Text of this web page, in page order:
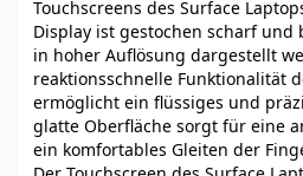
Touchscreens des Surface
Display ist gestochen scharf
in hoher Auflösung dargestellt
reaktionsschnelle Funktionalität
ermöglicht ein flüssiges und
glatte Oberfläche sorgt für eine
ein komfortables Gleiten der